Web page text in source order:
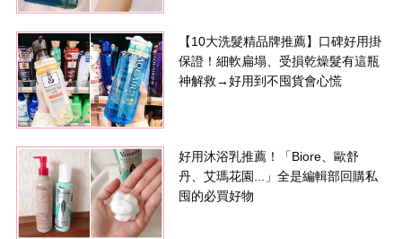
【10大洗髮精品牌推薦】口碑好用掛
保證！細軟扁塌、受損乾燥髮有這瓶
神解救→好用到不囤貨會心慌
好用沐浴乳推薦！「Biore、歐舒
丹、艾瑪花園...」全是編輯部回購私
囤的必買好物